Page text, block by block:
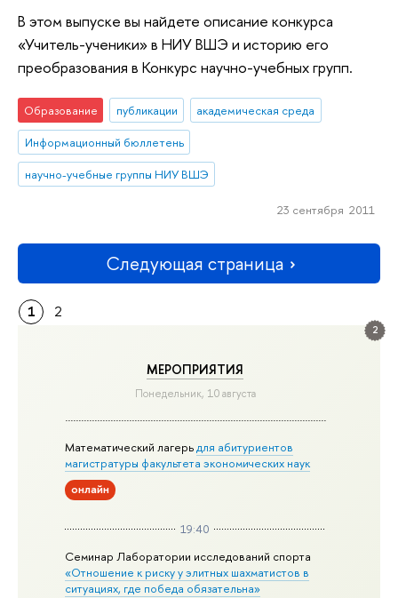
2
МЕРОПРИЯТИЯ
Понедельник, 10 августа
Математический лагерьдля абитуриентов
магистратуры факультета экономических наук
онлайн
19:40
Семинар Лаборатории исследований спорта
«Отношение к риску у элитных шахматистов в
ситуациях, где победа обязательна»
В этом выпуске вы найдете описание конкурса
«Учитель-ученики» в НИУ ВШЭ и историю его
преобразования в Конкурс научно-учебных групп.
Образование публикации
академическая среда
Информационный бюллетень
научно-учебные группы НИУ ВШЭ
23 сентября 2011
Следующая страница
1 2